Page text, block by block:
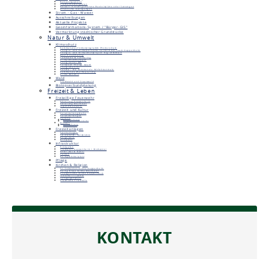
Bebauungspläne
Flächennutzungsplan
Aktuell in Kraft getretene Bauleitpläne oder Satzungen
Öffentliche Auslegungen
Strom - Gas - Wasser
Ausschreibungen
Aktuelle Projekte
Geoinformations-System / "Bürger-GIS"
Vermarktung städtischer Grundstücke
Natur & Umwelt
Klimaschutz
Kommunales Förderprogramm Photovoltaik
Energie- und klimapolitische Leitbild der Stadt Kuppenheim
Energie- und Klimaschutzprojekt RegioENERGIE
Deer E-Carsharing
Ladesäule & Carsharing
Klimaschutzmanager
Energieatlas BW
European Energy Award
Energiebericht
Pendla - die kommunale Mitfahrzentrale
Kommunale Wärmeplanung
Klima-Bündnis
Wald
Stadtwald und Staatswald
Biotopverbundplanung
Freizeit & Leben
Freiwillige Feuerwehr
Abteilung Kuppenheim
Abteilung Oberndorf
Jugendfeuerwehr
Freizeit und Kultur
Veranstaltungshalle
Veranstaltungen
Vereine
Vereinsförderung
Belegungs- und Spielpläne
Museen
Unimog-Museum
Heimatmuseum
Freizeitanlagen
Sportanlagen
Spielplätze, Bolzplätze
Bürgerpark
Grillplatz
Infrastruktur
Einkaufen
Stadtplan Kuppenheim / Bischweier
ÖPNV (Bus & Bahn)
Parken
Reisigsammelplatz
Pflege
Kirchen & Religion
St. Sebastian Kirche Kuppenheim
Heilig Kreuz Kirche Oberndorf
Evangelische Kirche Kuppenheim
Jüdischer Friedhof
Synagogenplatz
Städtische Friedhöfe
KONTAKT